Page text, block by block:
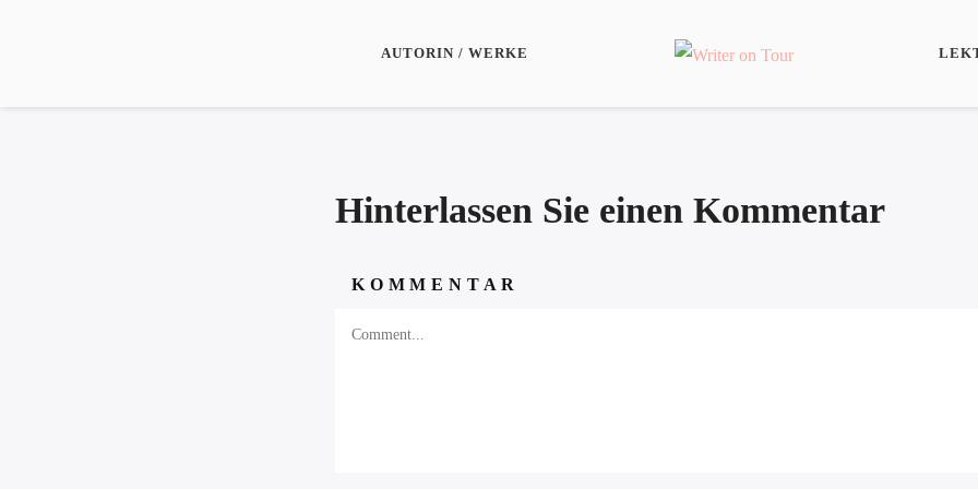
AUTORIN / WERKE
Hinterlassen Sie einen Kommentar
KOMMENTAR